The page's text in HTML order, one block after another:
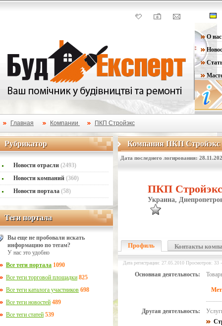
О нас
Главная Компании ПКП Стройэкс
Рубрикатор
Рубрикатор
Новости отрасли (2493)
Новости компаний (360)
Новости портала (58)
Теги портала
Теги портала
Вы еще не пробовали искать
информацию по тегам?
У нас это удобно
Все теги портала 1090
Все теги торговой площадки 825
Все теги каталога участников 698
Все теги новостей 489
Все теги статей 539
Компания ПКП Стройэкс
Компания ПКП Стройэкс
Дата последнего логирования:
ПКП
Украина,
Профиль Контакты
Дата регистрации: 27.05.2010 Просмотров: 33
Основная деятельность:
Другая деятельность: